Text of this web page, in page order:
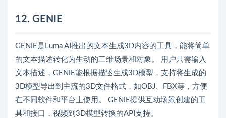
12. GENIE
GENIE是Luma AI推出的文本生成3D内容的工具，能将简单
的文本描述转化为生动的三维场景和对象。 用户只需输入
文本描述，GENIE能根据描述生成3D模型，支持将生成的
3D模型导出到主流的3D文件格式，如OBJ、FBX等，方便
在不同软件和平台上使用。 GENIE提供互动场景创建的工
具和接口，视频到3D模型转换的API支持。